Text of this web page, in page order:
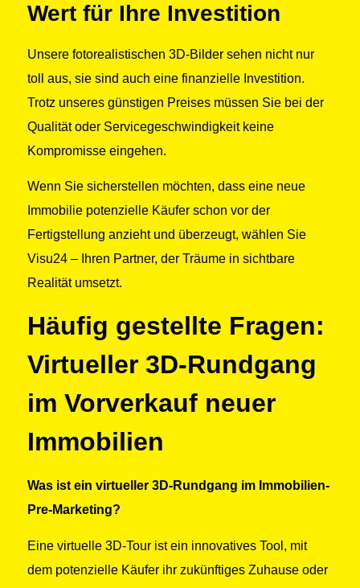
Wert für Ihre Investition
Unsere fotorealistischen 3D-Bilder sehen nicht nur
toll aus, sie sind auch eine finanzielle Investition.
Trotz unseres günstigen Preises müssen Sie bei der
Qualität oder Servicegeschwindigkeit keine
Kompromisse eingehen.
Wenn Sie sicherstellen möchten, dass eine neue
Immobilie potenzielle Käufer schon vor der
Fertigstellung anzieht und überzeugt, wählen Sie
Visu24 – Ihren Partner, der Träume in sichtbare
Realität umsetzt.
Häufig gestellte Fragen:
Virtueller 3D-Rundgang
im Vorverkauf neuer
Immobilien
Was ist ein virtueller 3D-Rundgang im Immobilien-
Pre-Marketing?
Eine virtuelle 3D-Tour ist ein innovatives Tool, mit
dem potenzielle Käufer ihr zukünftiges Zuhause oder